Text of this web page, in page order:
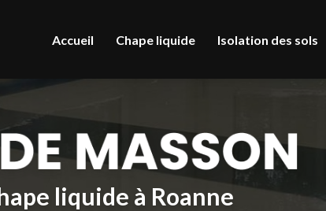
Accueil Chape liquide Isolation des sols
liquide à Roanne